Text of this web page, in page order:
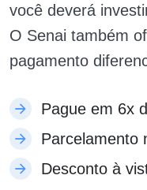
você deverá
O Senai também
pagamento
Pague em 6x
Parcelamento
Desconto à